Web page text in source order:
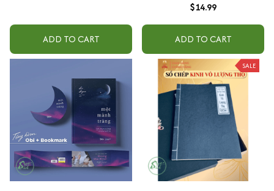
ADD TO CART
$14.99
ADD TO CART
SALE